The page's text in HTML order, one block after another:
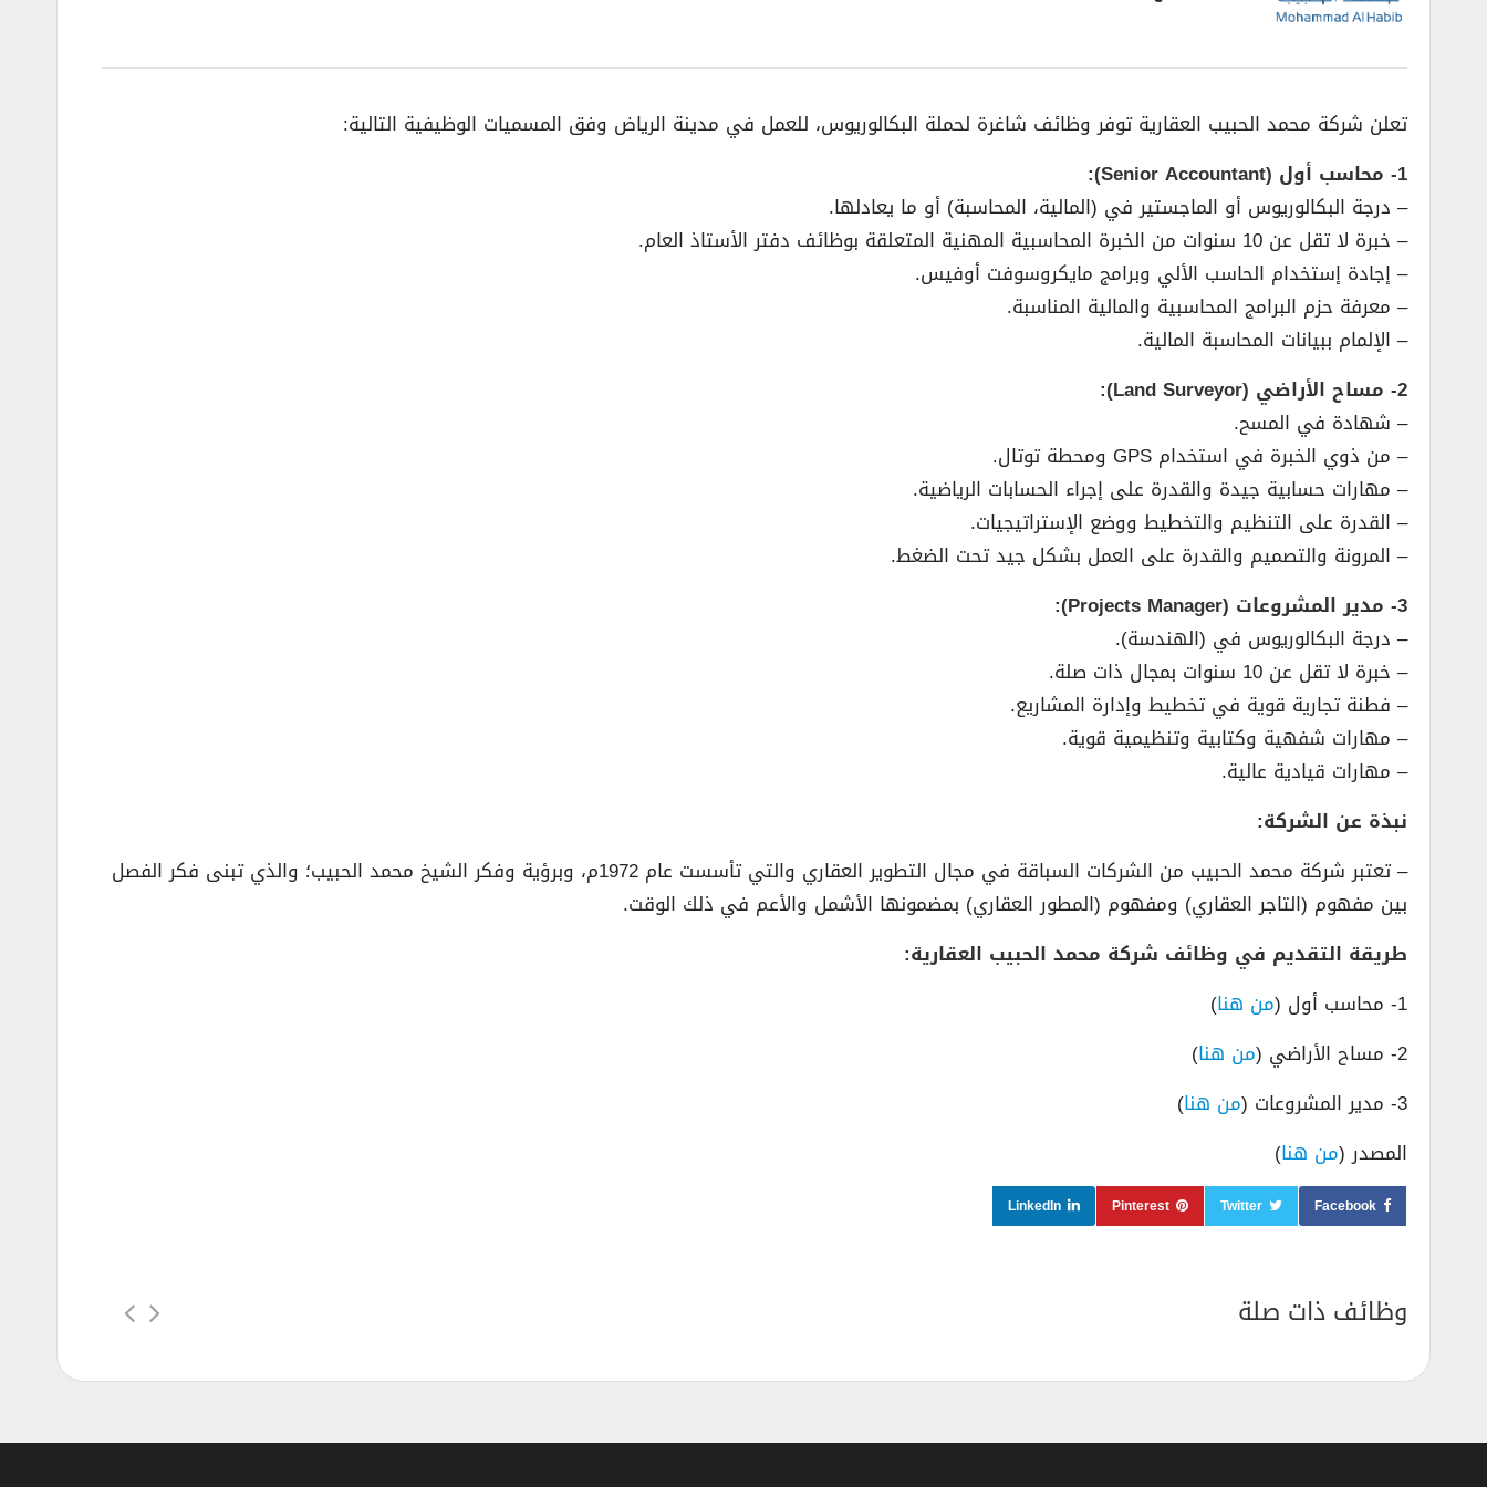
تعلن شركة محمد الحبيب العقارية توفر وظائف شاغرة لحملة البكالوريوس، للعمل في مدينة الرياض وفق المسميات الوظيفية التالية:
1- محاسب أول (Senior Accountant):
– درجة البكالوريوس أو الماجستير في (المالية، المحاسبة) أو ما يعادلها.
– خبرة لا تقل عن 10 سنوات من الخبرة المحاسبية المهنية المتعلقة بوظائف دفتر الأستاذ العام.
– إجادة إستخدام الحاسب الألي وبرامج مايكروسوفت أوفيس.
– معرفة حزم البرامج المحاسبية والمالية المناسبة.
– الإلمام ببيانات المحاسبة المالية.
2- مساح الأراضي (Land Surveyor):
– شهادة في المسح.
– من ذوي الخبرة في استخدام GPS ومحطة توتال.
– مهارات حسابية جيدة والقدرة على إجراء الحسابات الرياضية.
– القدرة على التنظيم والتخطيط ووضع الإستراتيجيات.
– المرونة والتصميم والقدرة على العمل بشكل جيد تحت الضغط.
3- مدير المشروعات (Projects Manager):
– درجة البكالوريوس في (الهندسة).
– خبرة لا تقل عن 10 سنوات بمجال ذات صلة.
– فطنة تجارية قوية في تخطيط وإدارة المشاريع.
– مهارات شفهية وكتابية وتنظيمية قوية.
– مهارات قيادية عالية.
نبذة عن الشركة:
– تعتبر شركة محمد الحبيب من الشركات السباقة في مجال التطوير العقاري والتي تأسست عام 1972م، وبرؤية وفكر الشيخ محمد الحبيب؛ والذي تبنى فكر الفصل
بين مفهوم (التاجر العقاري) ومفهوم (المطور العقاري) بمضمونها الأشمل والأعم في ذلك الوقت.
طريقة التقديم في وظائف شركة محمد الحبيب العقارية:
1- محاسب أول (
من هنا)
2- مساح الأراضي (
من هنا)
3- مدير المشروعات (
من هنا)
المصدر (من هنا)
Facebook
Twitter
Pinterest
LinkedIn
وظائف ذات صلة